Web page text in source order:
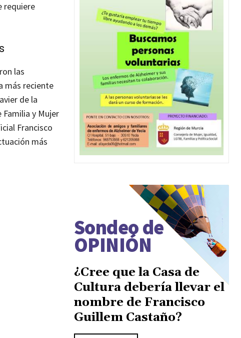
requiere
las
más reciente
de la
y Mujer
Francisco
más
Sondeo de
OPINIÓN
¿Cree que la Casa de
Cultura debería llevar el
nombre de Francisco
Guillem Castaño?